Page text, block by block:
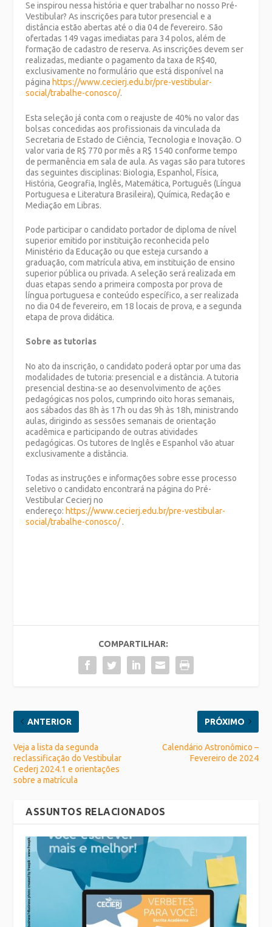
Se inspirou nessa história e quer trabalhar no nosso Pré-
Vestibular? As inscrições para tutor presencial e a
distância estão abertas até o dia 04 de fevereiro. São
ofertadas 149 vagas imediatas para 34 polos, além de
formação de cadastro de reserva. As inscrições devem ser
realizadas, mediante o pagamento da taxa de R$40,
exclusivamente no formulário que está disponível na
página https://www.cecierj.edu.br/pre-vestibular-
social/trabalhe-conosco/.
Esta seleção já conta com o reajuste de 40% no valor das
bolsas concedidas aos profissionais da vinculada da
Secretaria de Estado de Ciência, Tecnologia e Inovação. O
valor varia de R$ 770 por mês a R$ 1540 conforme tempo
de permanência em sala de aula. As vagas são para tutores
das seguintes disciplinas: Biologia, Espanhol, Física,
História, Geografia, Inglês, Matemática, Português (Língua
Portuguesa e Literatura Brasileira), Química, Redação e
Mediação em Libras.
Pode participar o candidato portador de diploma de nível
superior emitido por instituição reconhecida pelo
Ministério da Educação ou que esteja cursando a
graduação, com matrícula ativa, em instituição de ensino
superior pública ou privada. A seleção será realizada em
duas etapas sendo a primeira composta por prova de
língua portuguesa e conteúdo específico, a ser realizada
no dia 04 de fevereiro, em 18 locais de prova, e a segunda
etapa de prova didática.
Sobre as tutorias
No ato da inscrição, o candidato poderá optar por uma das
modalidades de tutoria: presencial e a distância. A tutoria
presencial destina-se ao desenvolvimento de ações
pedagógicas nos polos, cumprindo oito horas semanais,
aos sábados das 8h às 17h ou das 9h às 18h, ministrando
aulas, dirigindo as sessões semanais de orientação
acadêmica e participando de outras atividades
pedagógicas. Os tutores de Inglês e Espanhol vão atuar
exclusivamente a distância.
Todas as instruções e informações sobre esse processo
seletivo o candidato encontrará na página do Pré-
Vestibular Cecierj no
endereço: https://www.cecierj.edu.br/pre-vestibular-
social/trabalhe-conosco/.
COMPARTILHAR:
ANTERIOR
Veja a lista da segunda
reclassificação do Vestibular
Cederj 2024.1 e orientações
sobre a matrícula
PRÓXIMO
Calendário Astronômico –
Fevereiro de 2024
ASSUNTOS RELACIONADOS